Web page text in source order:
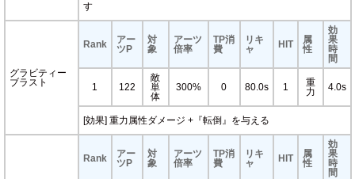
す
グラビティー
ブラスト
Rank
アー
ツP
対
象
アーツ
倍率
TP消
費
リキ
ャ
HIT
属
性
効
果
時
間
1 122
敵
単
体
300% 0 80.0s 1
重
力
4.0s
[効果] 重力属性ダメージ +『転倒』を与える
Rank
アー
ツP
対
象
アーツ
倍率
TP消
費
リキ
ャ
HIT
属
性
効
果
時
間